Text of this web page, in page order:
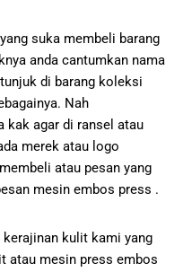
suka membeli barang
anda cantumkan nama
di barang koleksi
Nah
kak agar di ransel atau
merek atau logo
atau pesan yang
mesin embos press .
kulit kami yang
atau mesin press embos